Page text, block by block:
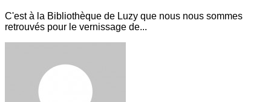
C'est à la Bibliothèque de Luzy que nous nous sommes
retrouvés pour le vernissage de...